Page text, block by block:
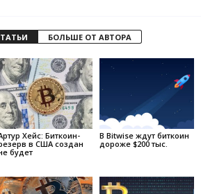
БОЛЬШЕ ОТ АВТОРА
Хейс: Биткоин-
в США создан
будет
В Bitwise ждут биткоин
дороже $200 тыс.